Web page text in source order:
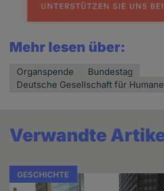
Mehr lesen über:
Organspende
Bundestag
Deutsche Gesellschaft für
Verwandte
GESCHICHTE